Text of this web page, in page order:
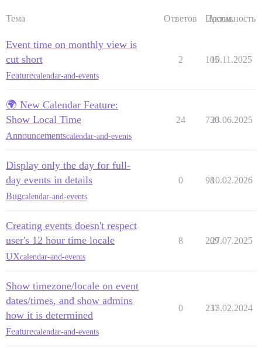
Тема Ответов Просм.
Активность
Event time on monthly view is
cut short
Featurecalendar-and-events
2 105
10.11.2025
🌍 New Calendar Feature:
Show Local Time
Announcementscalendar-and-events
24 730
23.06.2025
Display only the day for full-
day events in details
Bugcalendar-and-events
0 9810.02.2026
Creating events doesn't respect
user's 12 hour time locale
UXcalendar-and-events
8 209
27.07.2025
Show timezone/locale on event
dates/times, and show admins
how it is determined
Featurecalendar-and-events
0 237
15.02.2024